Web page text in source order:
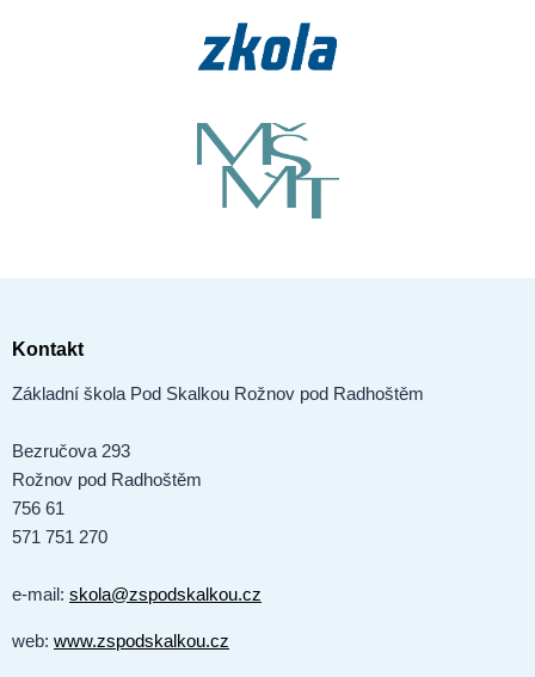
Kontakt
Základní škola Pod Skalkou Rožnov pod Radhoštěm
Bezručova 293
Rožnov pod Radhoštěm
756 61
571 751 270
e-mail: skola@zspodskalkou.cz
web: www.zspodskalkou.cz